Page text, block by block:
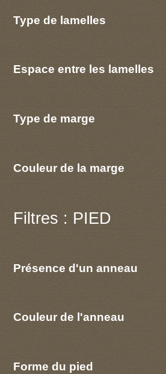
Type de lamelles
Espace entre les lamelles
Type de marge
Couleur de la marge
Filtres : PIED
Présence d'un anneau
Couleur de l'anneau
Forme du pied